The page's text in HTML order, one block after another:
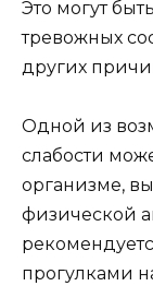
Это могут
тревожных
других
Одной из
слабости
организме,
физической
прогулками